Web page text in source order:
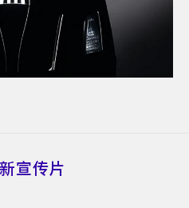
宣传片